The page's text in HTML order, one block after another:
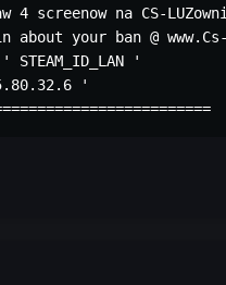
4 screenow na CS-
about your ban @
STEAM_ID_LAN '
'